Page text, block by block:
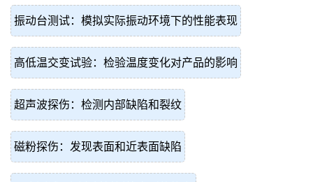
振动台测试：模拟实际振动环境下的性能表现
高低温交变试验：检验温度变化对产品的影响
超声波探伤：检测内部缺陷和裂纹
磁粉探伤：发现表面和近表面缺陷